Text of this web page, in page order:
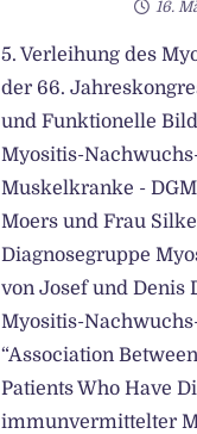
16.
5. Verleihung des
der 66.
und Funktionelle
Myositis-
Muskelkranke -
Moers und Frau
Diagnosegruppe
von Josef und Denis
Myositis-
“Association
Patients Who Have
immunvermittelter